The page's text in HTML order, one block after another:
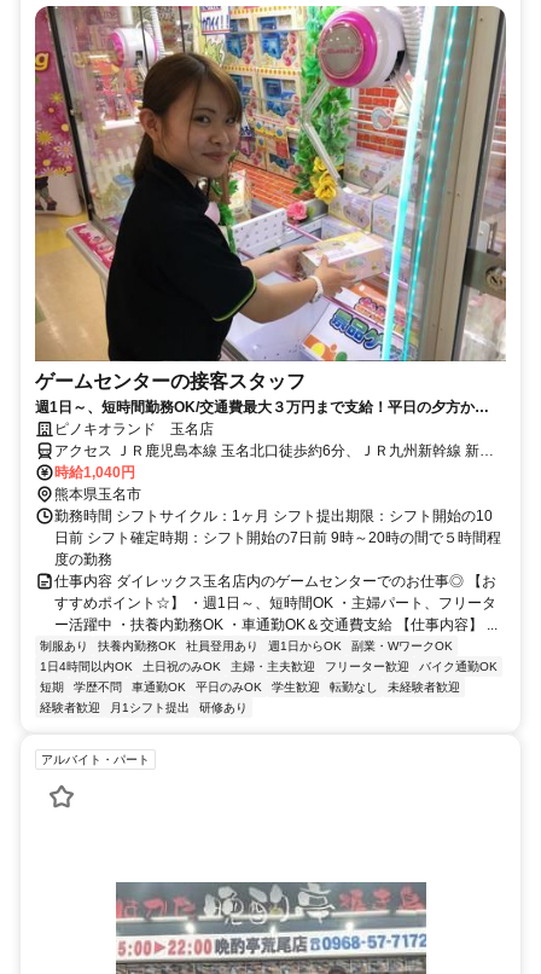
ゲームセンターの接客スタッフ
週1日～、短時間勤務OK/交通費最大３万円まで支給！平日の夕方か
ら、、Wワークも大歓迎♪
ピノキオランド 玉名店
アクセス ＪＲ鹿児島本線 玉名北口徒歩約6分、ＪＲ九州新幹線 新玉
名南口徒歩約38分、ＪＲ鹿児島本線 肥後伊倉徒歩約52分
時給1,040円
熊本県玉名市
勤務時間 シフトサイクル：1ヶ月 シフト提出期限：シフト開始の10
日前 シフト確定時期：シフト開始の7日前 9時～20時の間で５時間程
度の勤務
仕事内容 ダイレックス玉名店内のゲームセンターでのお仕事◎ 【お
すすめポイント☆】 ・週1日～、短時間OK ・主婦パート、フリータ
ー活躍中 ・扶養内勤務OK ・車通勤OK＆交通費支給 【仕事内容】 ...
制服あり 扶養内勤務OK 社員登用あり 週1日からOK
副業・WワークOK
1日4時間以内OK
土日祝のみOK 主婦・主夫歓迎 フリーター歓迎
バイク通勤OK
短期
学歴不問 車通勤OK 平日のみOK 学生歓迎 転勤なし
未経験者歓迎
経験者歓迎
月1シフト提出 研修あり
アルバイト・パート